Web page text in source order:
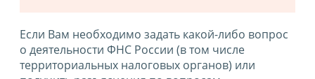
Если Вам необходимо задать какой-либо вопрос
о деятельности ФНС России (в том числе
территориальных налоговых органов) или